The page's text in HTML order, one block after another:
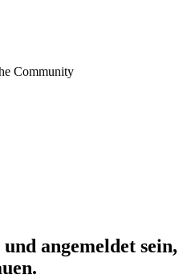
Community
angemeldet sein,